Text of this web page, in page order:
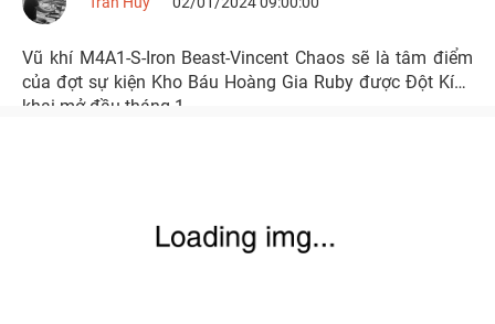
Vũ khí M4A1-S-Iron Beast-Vincent Chaos sẽ là tâm điểm
của đợt sự kiện Kho Báu Hoàng Gia Ruby được Đột Kích
khai mở đầu tháng 1.